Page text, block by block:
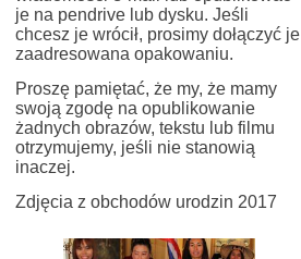
je na pendrive lub dysku. Jeśli
chcesz je wrócił, prosimy dołączyć je
zaadresowana opakowaniu.
Proszę pamiętać, że my, że mamy
swoją zgodę na opublikowanie
żadnych obrazów, tekstu lub filmu
otrzymujemy, jeśli nie stanowią
inaczej.
Zdjęcia z obchodów urodzin 2017